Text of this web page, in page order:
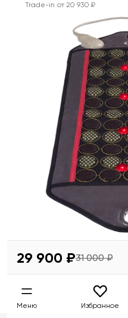
Trade-in от 20 930 ₽
29 900 ₽31 000 ₽
Меню Избранное